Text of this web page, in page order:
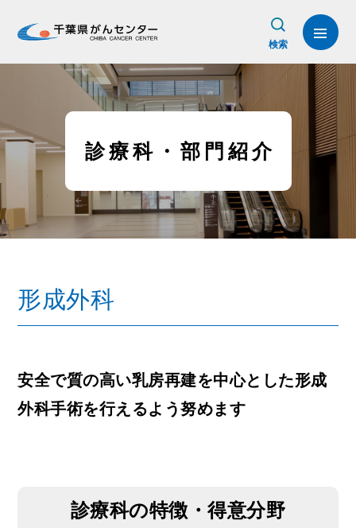
検索
診療科・部門紹介
形成外科
安全で質の高い乳房再建を中心とした形成
外科手術を行えるよう努めます
診療科の特徴・得意分野